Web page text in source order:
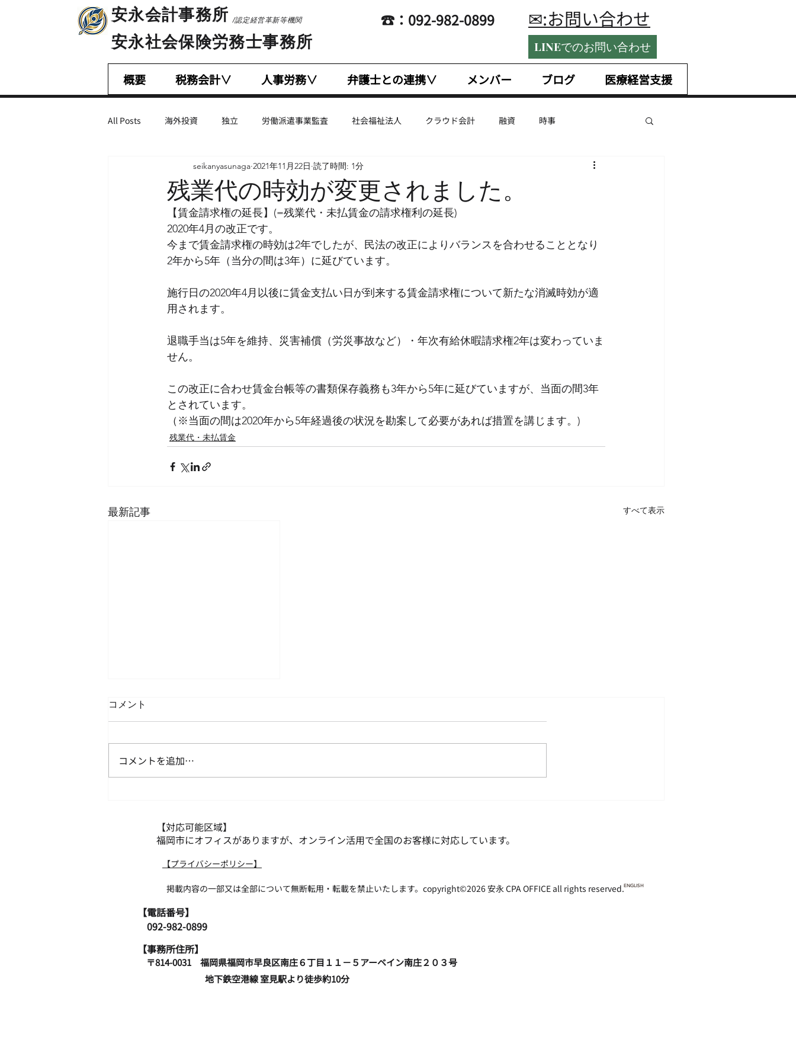
​安永会計事務所 /認定経営革新等機関
​安永社会保険労務士事務所
​☎：092-982-0899 ​✉:お問い合わせ
LINEでのお問い合わせ
概要 税務会計∨ 人事労務∨ 弁護士との連携∨ メンバー ブログ 医療経営支援
All Posts 海外投資 独立 労働派遣事業監査 社会福祉法人 クラウド会計 融資 時事
会計基準 企業支援 国際税務
営業・マーケティング 不正会計 英文会計 法人税 Coaching
減税措置 助成金 有給休暇 給与計算・賃金計算
残業代の時効が変更されました。
seikanyasunaga 2021年11月22日 読了時間: 1分
【賃金請求権の延長】(=残業代・未払賃金の請求権利の延長)
2020年4月の改正です。
今まで賃金請求権の時効は2年でしたが、民法の改正によりバランスを合わせることとなり
2年から5年（当分の間は3年）に延びています。
施行日の2020年4月以後に賃金支払い日が到来する賃金請求権について新たな消滅時効が適
用されます。
退職手当は5年を維持、災害補償（労災事故など）・年次有給休暇請求権2年は変わっていま
せん。
この改正に合わせ賃金台帳等の書類保存義務も3年から5年に延びていますが、当面の間3年
とされています。
（※当面の間は2020年から5年経過後の状況を勘案して必要があれば措置を講じます。)
残業代・未払賃金
最新記事 すべて表示
コメント
コメントを追加…
【対応可能区域】
福岡市にオフィスがありますが、オンライン活用で全国のお客様に対応しています。
​【プライバシーポリシー】
掲載内容の一部又は全部について無断転用・転載を禁止いたします。copyright©2026 安永 CPA OFFICE all rights reserved.ENGLISH
​【電話番号】
​ 092-982-0899
地下鉄空港線 室見駅より徒歩約10分
【事務所住所】
〒814-0031 福岡県福岡市早良区南庄６丁目１１－５アーベイン南庄２０３号